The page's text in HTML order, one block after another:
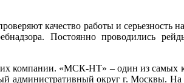
качество работы и серьезность
Постоянно проводились
компании. «МСК-НТ» – один из самых
административный округ г. Москвы.